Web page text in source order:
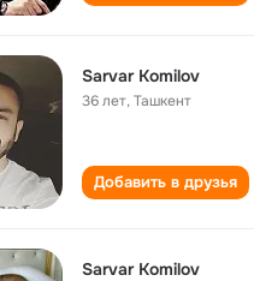
Sarvar Komilov
36 лет,Ташкент
Добавить в друзья
Sarvar Komilov